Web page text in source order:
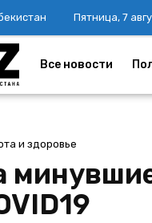
Пятница, 7
Все новости
и здоровье